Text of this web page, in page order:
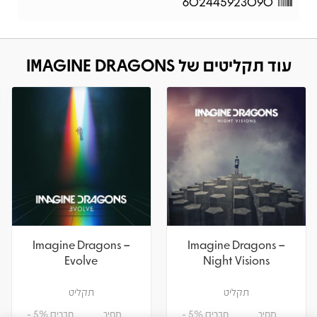
עוד תקליטים של IMAGINE DRAGONS
Imagine Dragons –
Night Visions
תקליט
מחיר חברים 5% -
Imagine Dragons –
Evolve
תקליט
מחיר חברים 5% -